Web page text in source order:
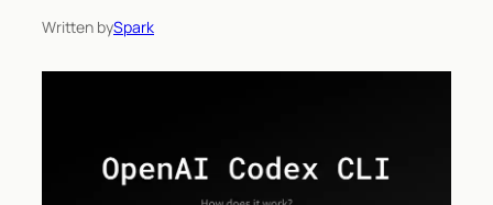
Written bySpark